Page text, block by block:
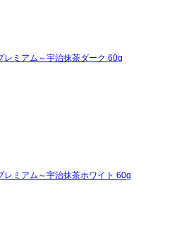
ミアム～宇治抹茶ダーク 60g
ミアム～宇治抹茶ホワイト 60g